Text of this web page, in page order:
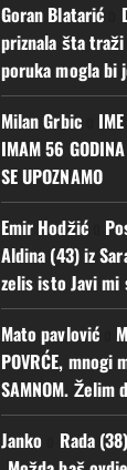
Goran Blatarić
priznala šta
poruka mogla
Milan Grbico
IMAM 56
SE UPOZNAMO
Emir Hodžićo
Aldina (43) iz
zelis isto Javi mi
Mato pavlović
POVRĆE, mnogi
SAMNOM. Želim
Janko
Rada